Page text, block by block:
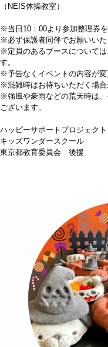
（NEIS体操教室）
※当日10：00より参加整理券を
※必ず保護者同伴でお願いいた
※定員のあるブースについて
す。
※予告なくイベントの内容が変
※混雑時はお待ちいただく場合
※強風や豪雨などの荒天時は
ございます。
ハッピーサポートプロジェクト
キッズワンダースクール
東京都教育委員会 後援